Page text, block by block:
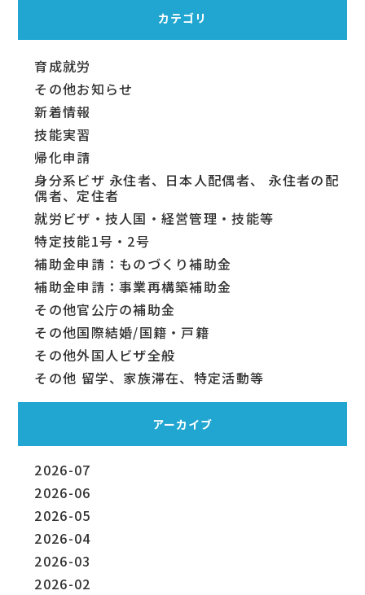
カテゴリ
育成就労
その他お知らせ
新着情報
技能実習
帰化申請
身分系ビザ 永住者、日本人配偶者、 永住者の配
偶者、定住者
就労ビザ・技人国・経営管理・技能等
特定技能1号・2号
補助金申請：ものづくり補助金
補助金申請：事業再構築補助金
その他官公庁の補助金
その他国際結婚/国籍・戸籍
その他外国人ビザ全般
その他 留学、家族滞在、特定活動等
アーカイブ
2026-07
2026-06
2026-05
2026-04
2026-03
2026-02